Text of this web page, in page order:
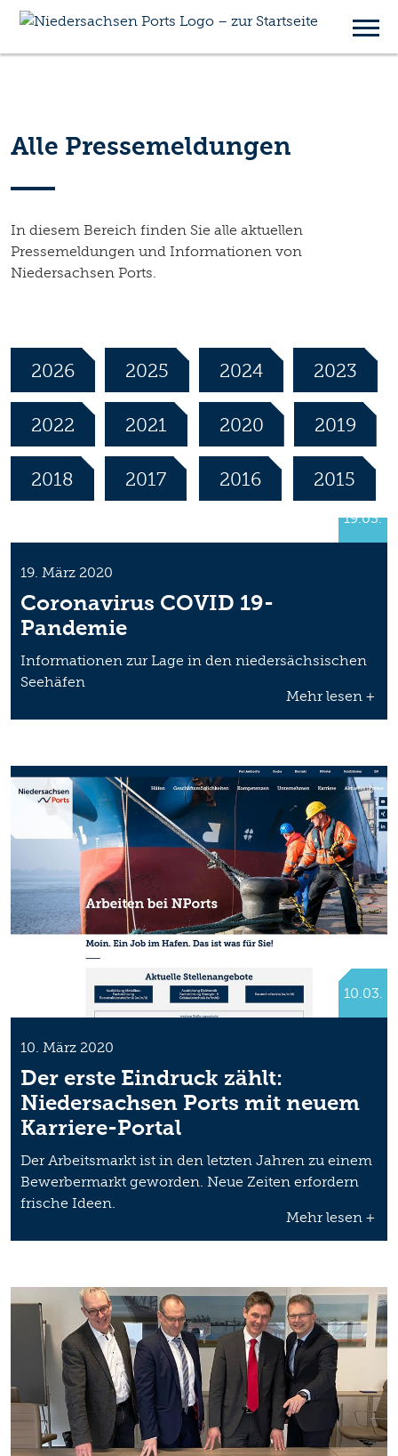
Alle Pressemeldungen
In diesem Bereich finden Sie alle aktuellen
Pressemeldungen und Informationen von
Niedersachsen Ports.
2026 2025 2024 2023
2022 2021 2020 2019
2018 2017 2016 2015
19.03.
19. März 2020
Coronavirus COVID 19-
Pandemie
Informationen zur Lage in den niedersächsischen
Seehäfen
Mehr lesen +
10.03.
10. März 2020
Der erste Eindruck zählt:
Niedersachsen Ports mit neuem
Karriere-Portal
Der Arbeitsmarkt ist in den letzten Jahren zu einem
Bewerbermarkt geworden. Neue Zeiten erfordern
frische Ideen.
Mehr lesen +